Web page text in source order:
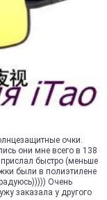
очки.
они мне всего в 138
быстро (меньше
были в полиэтилене
Очень
заказала у другого